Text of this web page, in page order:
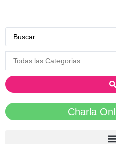
Charla